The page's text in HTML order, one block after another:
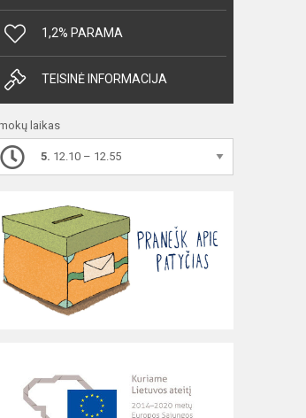
1,2% PARAMA
TEISINĖ INFORMACIJA
laikas
5. 12.10 – 12.55